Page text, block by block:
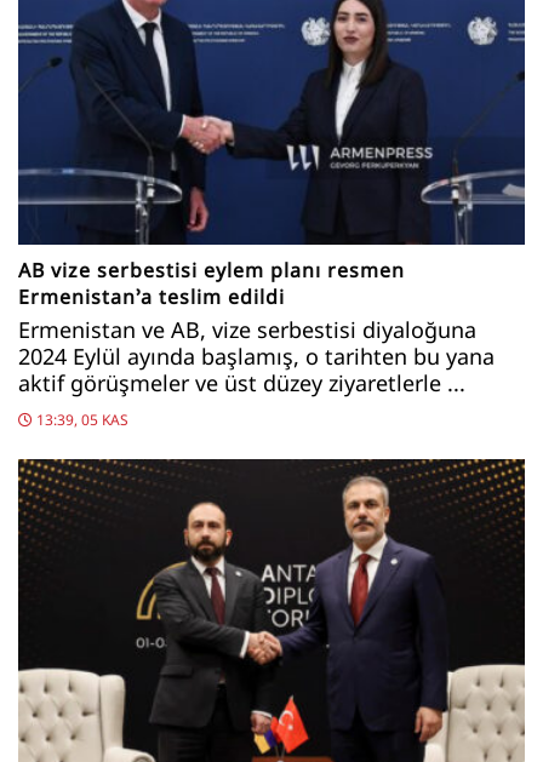
AB vize serbestisi eylem planı resmen
Ermenistan’a teslim edildi
Ermenistan ve AB, vize serbestisi diyaloğuna
2024 Eylül ayında başlamış, o tarihten bu yana
aktif görüşmeler ve üst düzey ziyaretlerle ...
13:39, 05 KAS